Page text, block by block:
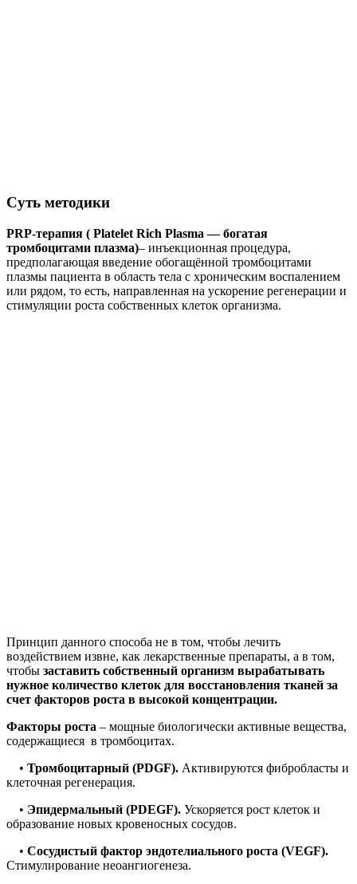
Суть методики
PRP-терапия ( Platelet Rich Plasma — богатая
тромбоцитами плазма)– инъекционная процедура,
предполагающая введение обогащённой тромбоцитами
плазмы пациента в область тела с хроническим воспалением
или рядом, то есть, направленная на ускорение регенерации и
стимуляции роста собственных клеток организма.
Принцип данного способа не в том, чтобы лечить
воздействием извне, как лекарственные препараты, а в том,
чтобы заставить собственный организм вырабатывать
нужное количество клеток для восстановления тканей за
счет факторов роста в высокой концентрации.
Факторы роста – мощные биологически активные вещества,
содержащиеся в тромбоцитах.
• Тромбоцитарный (PDGF). Активируются фибробласты и
клеточная регенерация.
• Эпидермальный (PDEGF). Ускоряется рост клеток и
образование новых кровеносных сосудов.
• Сосудистый фактор эндотелиального роста (VEGF).
Стимулирование неоангиогенеза.